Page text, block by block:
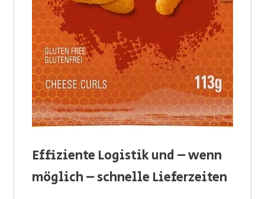
Effiziente Logistik und – wenn
möglich – schnelle Lieferzeiten